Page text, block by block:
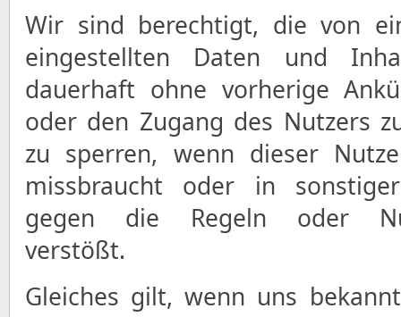
Wir sind berechtigt, die von
eingestellten Daten und
dauerhaft ohne vorherige
oder den Zugang des Nutzers
zu sperren, wenn dieser
missbraucht oder in
gegen die Regeln oder
verstößt.
Gleiches gilt, wenn uns